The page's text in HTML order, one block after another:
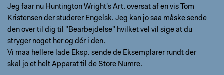
Jeg faar nu Huntington Wright's Art. oversat af en vis Tom
Kristensen der studerer Engelsk. Jeg kan jo saa måske sende
den over til dig til "Bearbejdelse" hvilket vel vil sige at du
stryger noget her og dér i den.
Vi maa hellere lade Eksp. sende de Eksemplarer rundt der
skal jo et helt Apparat til de Store Numre.